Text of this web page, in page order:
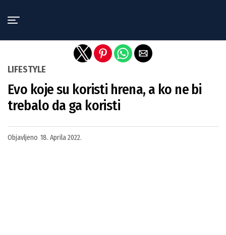
LIFESTYLE
Evo koje su koristi hrena, a ko ne bi
trebalo da ga koristi
Objavljeno 18. Aprila 2022.